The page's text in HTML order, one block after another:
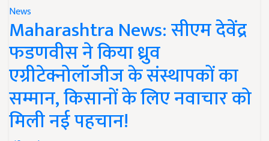
News
Maharashtra News: सीएम देवेंद्र
फडणवीस ने किया ध्रुव
एग्रीटेक्नोलॉजीज के संस्थापकों का
सम्मान, किसानों के लिए नवाचार को
मिली नई पहचान!